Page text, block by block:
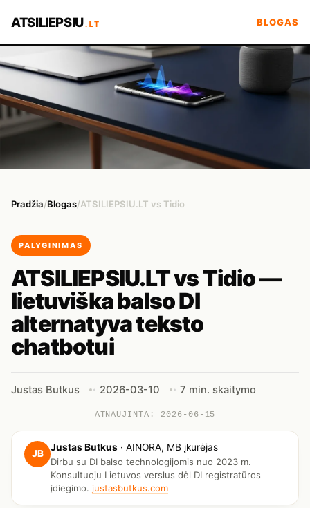
ATSILIEPSIU.LT BLOGAS
Pradžia/Blogas/ATSILIEPSIU.LT vs Tidio
PALYGINIMAS
ATSILIEPSIU.LT vs Tidio —
lietuviška balso DI
alternatyva teksto
chatbotui
Justas Butkus 2026-03-10 7 min. skaitymo
ATNAUJINTA: 2026-06-15
JB
Justas Butkus · AINORA, MB įkūrėjas
Dirbu su DI balso technologijomis nuo 2023 m.
Konsultuoju Lietuvos verslus dėl DI registratūros
įdiegimo. justasbutkus.com